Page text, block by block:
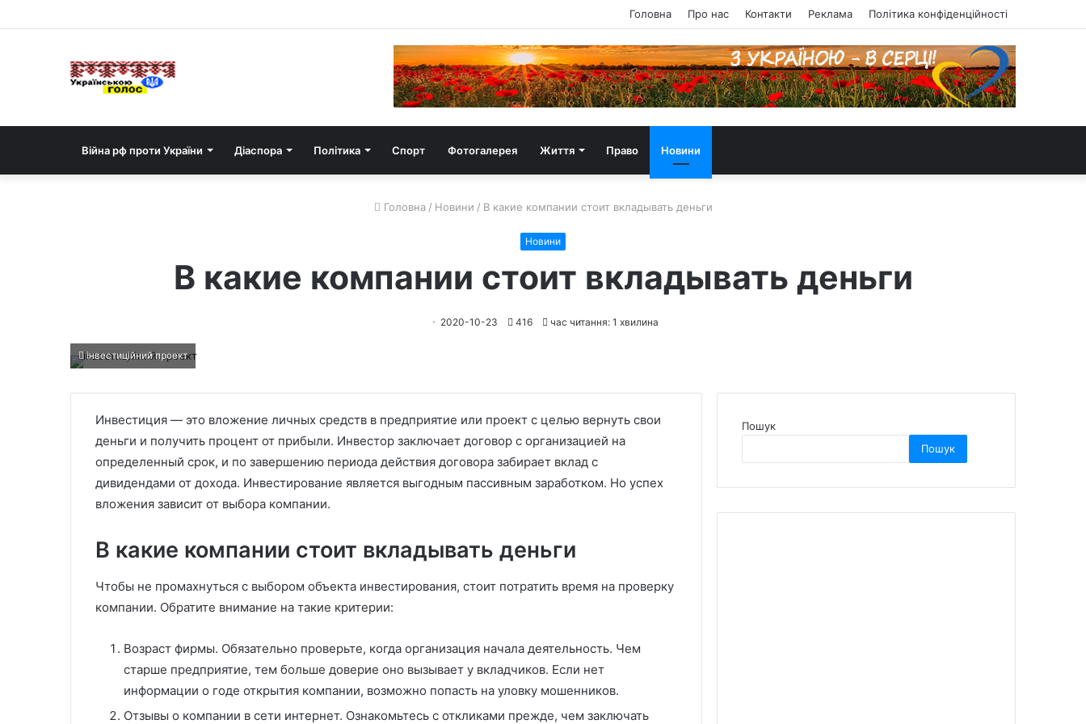
Головна Про нас Контакти Реклама Політика конфіденційності
Війна рф проти України Діаспора Політика Спорт Фотогалерея Життя Право Новини
Головна / Новини / В какие компании стоит вкладывать деньги
Новини
В какие компании стоит вкладывать деньги
2020-10-23 416 час читання: 1 хвилина
інвестиційний проект
Инвестиция — это вложение личных средств в предприятие или проект с целью вернуть свои
деньги и получить процент от прибыли. Инвестор заключает договор с организацией на
определенный срок, и по завершению периода действия договора забирает вклад с
дивидендами от дохода. Инвестирование является выгодным пассивным заработком. Но успех
вложения зависит от выбора компании.
В какие компании стоит вкладывать деньги
Чтобы не промахнуться с выбором объекта инвестирования, стоит потратить время на проверку
компании. Обратите внимание на такие критерии:
Возраст фирмы. Обязательно проверьте, когда организация начала деятельность. Чем
старше предприятие, тем больше доверие оно вызывает у вкладчиков. Если нет
информации о годе открытия компании, возможно попасть на уловку мошенников.
Отзывы о компании в сети интернет. Ознакомьтесь с откликами прежде, чем заключать
Пошук
Пошук